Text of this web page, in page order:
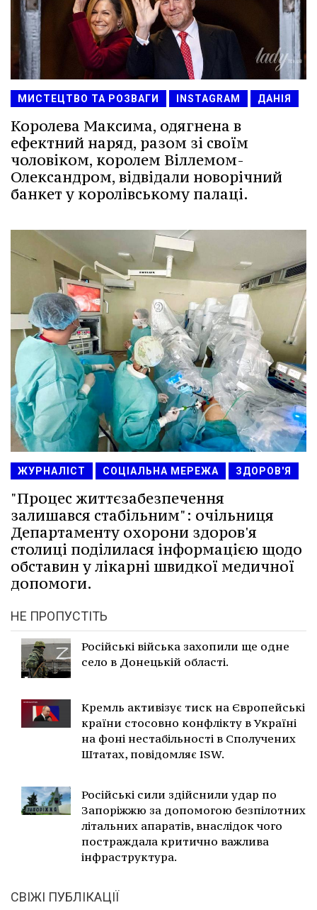
МИСТЕЦТВО ТА РОЗВАГИ INSTAGRAM ДАНІЯ
Королева Максима, одягнена в
ефектний наряд, разом зі своїм
чоловіком, королем Віллемом-
Олександром, відвідали новорічний
банкет у королівському палаці.
ЖУРНАЛІСТ СОЦІАЛЬНА МЕРЕЖА ЗДОРОВ'Я
"Процес життєзабезпечення
залишався стабільним": очільниця
Департаменту охорони здоров'я
столиці поділилася інформацією щодо
обставин у лікарні швидкої медичної
допомоги.
НЕ ПРОПУСТІТЬ
Російські війська захопили ще одне
село в Донецькій області.
Кремль активізує тиск на Європейські
країни стосовно конфлікту в Україні
на фоні нестабільності в Сполучених
Штатах, повідомляє ISW.
Російські сили здійснили удар по
Запоріжжю за допомогою безпілотних
літальних апаратів, внаслідок чого
постраждала критично важлива
інфраструктура.
СВІЖІ ПУБЛІКАЦІЇ